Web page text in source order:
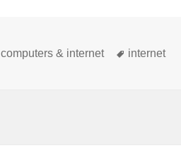
Categorieën
computers & internet Tags
internet